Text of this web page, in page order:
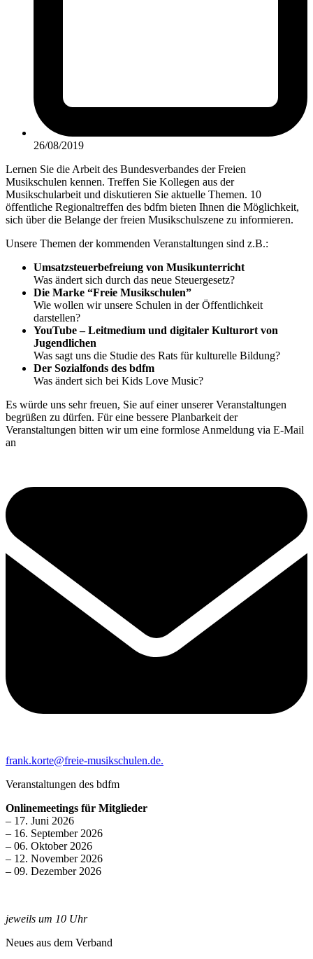
26/08/2019
Lernen Sie die Arbeit des Bundesverbandes der Freien
Musikschulen kennen. Treffen Sie Kollegen aus der
Musikschularbeit und diskutieren Sie aktuelle Themen. 10
öffentliche Regionaltreffen des bdfm bieten Ihnen die Möglichkeit,
sich über die Belange der freien Musikschulszene zu informieren.
Unsere Themen der kommenden Veranstaltungen sind z.B.:
Umsatzsteuerbefreiung von Musikunterricht
Was ändert sich durch das neue Steuergesetz?
Die Marke “Freie Musikschulen”
Wie wollen wir unsere Schulen in der Öffentlichkeit
darstellen?
YouTube – Leitmedium und digitaler Kulturort von
Jugendlichen
Was sagt uns die Studie des Rats für kulturelle Bildung?
Der Sozialfonds des bdfm
Was ändert sich bei Kids Love Music?
Es würde uns sehr freuen, Sie auf einer unserer Veranstaltungen
begrüßen zu dürfen. Für eine bessere Planbarkeit der
Veranstaltungen bitten wir um eine formlose Anmeldung via E-Mail
an
frank.korte@freie-musikschulen.de.
Veranstaltungen des bdfm
Onlinemeetings für Mitglieder
– 17. Juni 2026
– 16. September 2026
– 06. Oktober 2026
– 12. November 2026
– 09. Dezember 2026
jeweils um 10 Uhr
Neues aus dem Verband